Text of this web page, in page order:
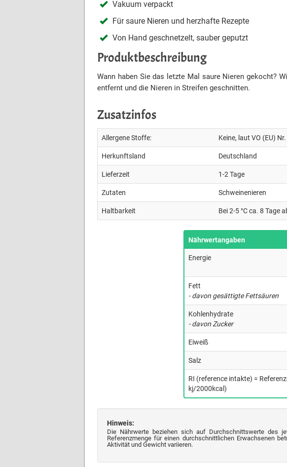
Vakuum verpackt
Für saure Nieren und herzhafte Rezepte
Von Hand geschnetzelt, sauber geputzt
Produktbeschreibung
Wann haben Sie das letzte Mal saure Nieren gekocht?
entfernt und die Nieren in Streifen geschnitten.
Zusatzinfos
Allergene Stoffe: Keine, laut VO (EU)
Herkunftsland Deutschland
Lieferzeit 1-2 Tage
Zutaten Schweinenieren
Haltbarkeit Bei 2-5 °C ca. 8
Nährwertangaben
Energie
Fett
- davon gesättigte Fettsäuren
Kohlenhydrate
- davon Zucker
Eiweiß
Salz
RI (reference intakte) =
kj/2000kcal)
Hinweis:
Die Nährwerte beziehen sich auf Durchschnittswerte des
Referenzmenge für einen durchschnittlichen Erwachsenen
Aktivität und Gewicht variieren.